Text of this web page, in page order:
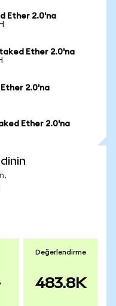
Ether 2.0'na
Ether 2.0'na
2.0'na
Ether 2.0'na
Değerlendirme
483.8K